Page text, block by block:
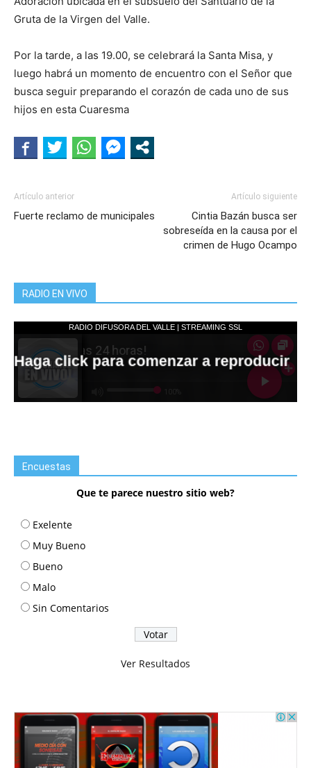
Gruta de la Virgen del Valle.
Por la tarde, a las 19.00, se celebrará la Santa Misa, y
luego habrá un momento de encuentro con el Señor que
busca seguir preparando el corazón de cada uno de sus
hijos en esta Cuaresma
Artículo anterior
Fuerte reclamo de municipales
Artículo siguiente
Cintia Bazán busca ser
sobreseída en la causa por el
crimen de Hugo Ocampo
RADIO EN VIVO
Encuestas
Que te parece nuestro sitio web?
Exelente
Muy Bueno
Bueno
Malo
Sin Comentarios
Ver Resultados